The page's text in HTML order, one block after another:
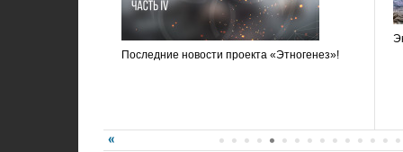
Последние новости проекта «Этногенез»!